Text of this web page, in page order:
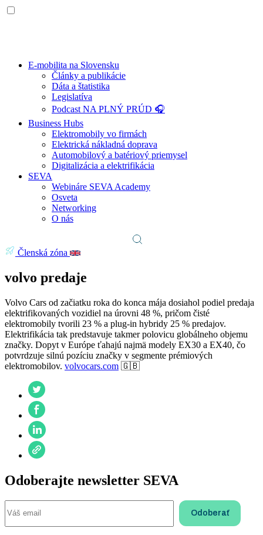
E-mobilita na Slovensku
Články a publikácie
Dáta a štatistika
Legislatíva
Podcast NA PLNÝ PRÚD 🎧
Business Hubs
Elektromobily vo firmách
Elektrická nákladná doprava
Automobilový a batériový priemysel
Digitalizácia a elektrifikácia
SEVA
Webináre SEVA Academy
Osveta
Networking
O nás
Členská zóna
volvo predaje
Volvo Cars od začiatku roka do konca mája dosiahol podiel predaja
elektrifikovaných vozidiel na úrovni 48 %, pričom čisté
elektromobily tvorili 23 % a plug-in hybridy 25 % predajov.
Elektrifikácia tak predstavuje takmer polovicu globálneho objemu
značky. Dopyt v Európe ťahajú najmä modely EX30 a EX40, čo
potvrdzuje silnú pozíciu značky v segmente prémiových
elektromobilov. volvocars.com 🇬🇧
Odoberajte newsletter SEVA